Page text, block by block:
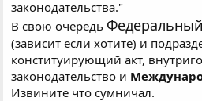
законодательства."
В свою очередь
(зависит если хотите) и
конституирующий акт,
законодательство и
Извините что сумничал.